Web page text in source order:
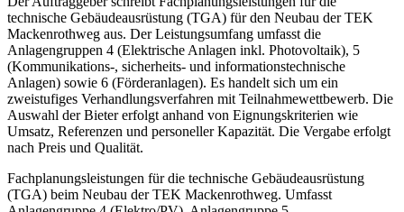
technische Gebäudeausrüstung (TGA) für den Neubau der TEK
Mackenrothweg aus. Der Leistungsumfang umfasst die
Anlagengruppen 4 (Elektrische Anlagen inkl. Photovoltaik), 5
(Kommunikations-, sicherheits- und informationstechnische
Anlagen) sowie 6 (Förderanlagen). Es handelt sich um ein
zweistufiges Verhandlungsverfahren mit Teilnahmewettbewerb. Die
Auswahl der Bieter erfolgt anhand von Eignungskriterien wie
Umsatz, Referenzen und personeller Kapazität. Die Vergabe erfolgt
nach Preis und Qualität.
Fachplanungsleistungen für die technische Gebäudeausrüstung
(TGA) beim Neubau der TEK Mackenrothweg. Umfasst